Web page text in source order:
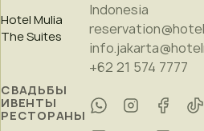
Hotel Mulia
The Suites
СВАДЬБЫ
ИВЕНТЫ
РЕСТОРАНЫ
Indonesia
+62 21 574 7777